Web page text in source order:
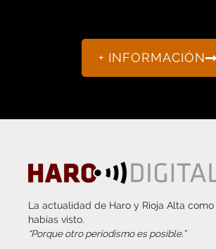
+ INFORMACIÓN
La actualidad de Haro y Rioja Alta
habías visto.
“Porque otro periodismo es posible.”